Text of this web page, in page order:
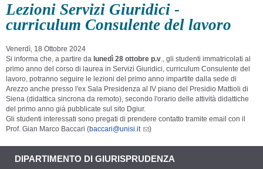
Lezioni Servizi Giuridici -
curriculum Consulente del lavoro
Venerdì, 18 Ottobre 2024
Si informa che, a partire da lunedì 28 ottobre p.v., gli studenti immatricolati al
primo anno del corso di laurea in Servizi Giuridici, curriculum Consulente del
lavoro, potranno seguire le lezioni del primo anno impartite dalla sede di
Arezzo anche presso l'ex Sala Presidenza al IV piano del Presidio Mattioli di
Siena (didattica sincrona da remoto), secondo l'orario delle attività didattiche
del primo anno già pubblicate sul sito Dgiur.
Gli studenti interessati sono pregati di prendere contatto tramite email con il
Prof. Gian Marco Baccari (baccari@unisi.it )
DIPARTIMENTO DI GIURISPRUDENZA